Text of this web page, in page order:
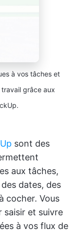
à vos tâches et
grâce aux
sont des
aux tâches,
dates, des
cocher. Vous
saisir et suivre
à vos flux de